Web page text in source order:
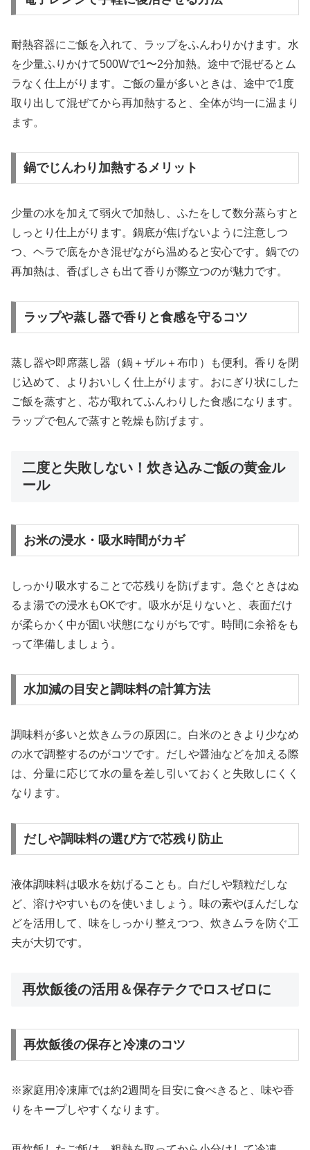
耐熱容器にご飯を入れて、ラップをふんわりかけます。水
を少量ふりかけて500Wで1〜2分加熱。途中で混ぜるとム
ラなく仕上がります。ご飯の量が多いときは、途中で1度
取り出して混ぜてから再加熱すると、全体が均一に温まり
ます。
鍋でじんわり加熱するメリット
少量の水を加えて弱火で加熱し、ふたをして数分蒸らすと
しっとり仕上がります。鍋底が焦げないように注意しつ
つ、ヘラで底をかき混ぜながら温めると安心です。鍋での
再加熱は、香ばしさも出て香りが際立つのが魅力です。
ラップや蒸し器で香りと食感を守るコツ
蒸し器や即席蒸し器（鍋＋ザル＋布巾）も便利。香りを閉
じ込めて、よりおいしく仕上がります。おにぎり状にした
ご飯を蒸すと、芯が取れてふんわりした食感になります。
ラップで包んで蒸すと乾燥も防げます。
二度と失敗しない！炊き込みご飯の黄金ル
ール
お米の浸水・吸水時間がカギ
しっかり吸水することで芯残りを防げます。急ぐときはぬ
るま湯での浸水もOKです。吸水が足りないと、表面だけ
が柔らかく中が固い状態になりがちです。時間に余裕をも
って準備しましょう。
水加減の目安と調味料の計算方法
調味料が多いと炊きムラの原因に。白米のときより少なめ
の水で調整するのがコツです。だしや醤油などを加える際
は、分量に応じて水の量を差し引いておくと失敗しにくく
なります。
だしや調味料の選び方で芯残り防止
液体調味料は吸水を妨げることも。白だしや顆粒だしな
ど、溶けやすいものを使いましょう。味の素やほんだしな
どを活用して、味をしっかり整えつつ、炊きムラを防ぐ工
夫が大切です。
再炊飯後の活用＆保存テクでロスゼロに
再炊飯後の保存と冷凍のコツ
※家庭用冷凍庫では約2週間を目安に食べきると、味や香
りをキープしやすくなります。